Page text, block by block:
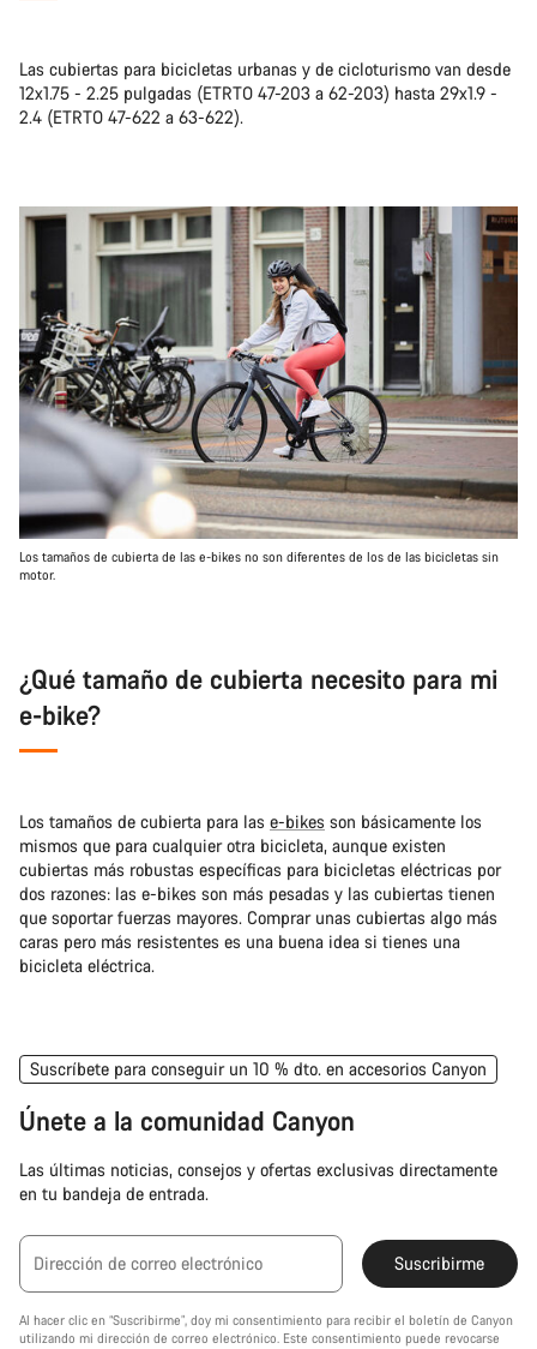
Las cubiertas para bicicletas urbanas y de cicloturismo van desde
12x1.75 - 2.25 pulgadas (ETRTO 47-203 a 62-203) hasta 29x1.9 -
2.4 (ETRTO 47-622 a 63-622).
Los tamaños de cubierta de las e-bikes no son diferentes de los de las bicicletas sin
motor.
¿Qué tamaño de cubierta necesito para mi
e-bike?
Los tamaños de cubierta para las e-bikes son básicamente los
mismos que para cualquier otra bicicleta, aunque existen
cubiertas más robustas específicas para bicicletas eléctricas por
dos razones: las e-bikes son más pesadas y las cubiertas tienen
que soportar fuerzas mayores. Comprar unas cubiertas algo más
caras pero más resistentes es una buena idea si tienes una
bicicleta eléctrica.
Suscríbete para conseguir un 10 % dto. en accesorios Canyon
Únete a la comunidad Canyon
Las últimas noticias, consejos y ofertas exclusivas directamente
en tu bandeja de entrada.
Dirección de correo electrónico Suscribirme
Al hacer clic en “Suscribirme”, doy mi consentimiento para recibir el boletín de Canyon
utilizando mi dirección de correo electrónico. Este consentimiento puede revocarse